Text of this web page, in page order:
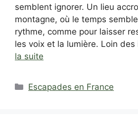
semblent ignorer. Un lieu
montagne, où le temps
rythme, comme pour laisser
les voix et la lumière. Loin
la suite
Catégories
Escapades en France